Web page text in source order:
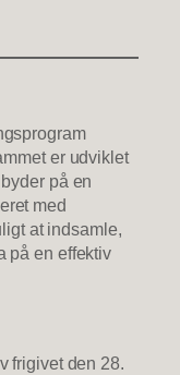
er udviklet
på en
med
at indsamle,
på en effektiv
frigivet den 28.